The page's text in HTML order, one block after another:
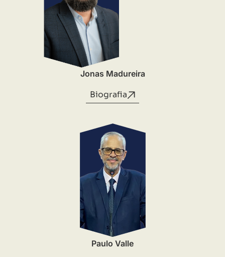
Jonas Madureira
Biografia
Paulo Valle